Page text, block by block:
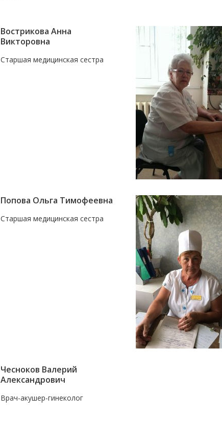
Вострикова Анна
Викторовна
Старшая медицинская сестра
Попова Ольга Тимофеевна
Старшая медицинская сестра
Чесноков Валерий
Александрович
Врач-акушер-гинеколог